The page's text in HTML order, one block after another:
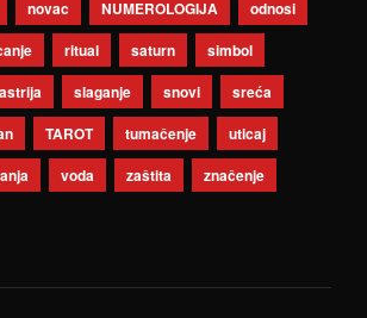
novac NUMEROLOGIJA
odnosi
ritual saturn
simbol
slaganje snovi
sreća
TAROT tumačenje
uticaj
voda zaštita značenje